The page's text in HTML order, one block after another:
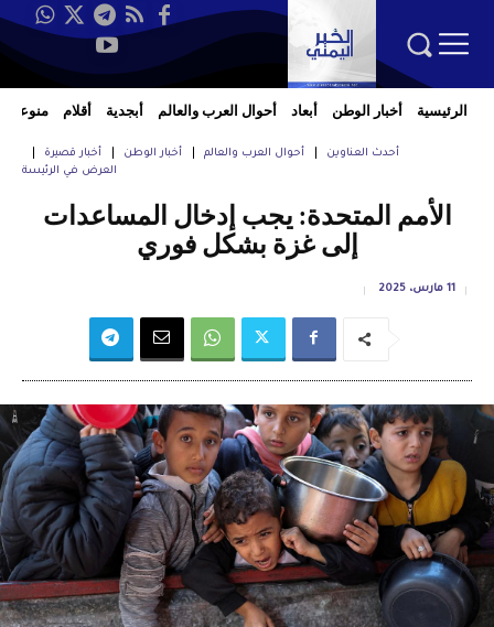
الرئيسية أخبار الوطن أبعاد أحوال العرب والعالم أبجدية أقلام منوعات
أحدث العناوين أحوال العرب والعالم أخبار الوطن
أخبار قصيرة
العرض في الرئيسة
الأمم المتحدة: يجب إدخال المساعدات
إلى غزة بشكل فوري
11 مارس، 2025